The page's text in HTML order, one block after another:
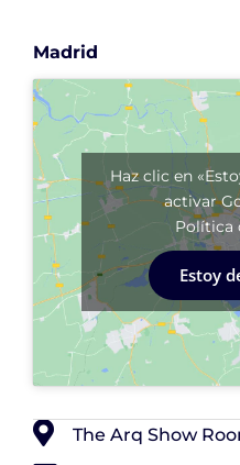
Madrid
Haz clic en
activar
Política
Estoy
The Arq Show